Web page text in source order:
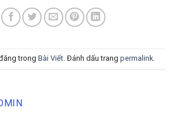
trong Bài Viết. Đánh dấu trang permalink.